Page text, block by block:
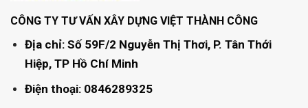
CÔNG TY TƯ VẤN XÂY DỰNG VIỆT THÀNH CÔNG
Địa chỉ: Số 59F/2 Nguyễn Thị Thơi, P. Tân Thới
Hiệp, TP Hồ Chí Minh
Điện thoại: 0846289325